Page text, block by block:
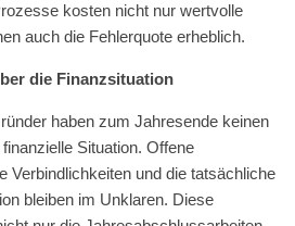
kosten nicht nur wertvolle
auch die Fehlerquote erheblich.
die Finanzsituation
haben zum Jahresende keinen
Situation. Offene
Verbindlichkeiten und die tatsächliche
bleiben im Unklaren. Diese